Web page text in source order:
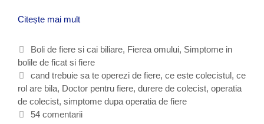
Citește mai mult
l
e
c
o
l
C
a
t
e
g
o
Boli de fiere si cai biliare, Fierea omului, Simptome in
bolile de ficat si fiere
E
t
i
c
cand trebuie sa te operezi de fiere, ce este colecistul, ce
rol are bila, Doctor pentru fiere, durere de colecist, operatia
de colecist, simptome dupa operatia de fiere
54 comentarii